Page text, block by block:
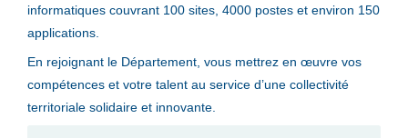
informatiques couvrant 100 sites, 4000 postes et environ 150
applications.
En rejoignant le Département, vous mettrez en œuvre vos
compétences et votre talent au service d’une collectivité
territoriale solidaire et innovante.